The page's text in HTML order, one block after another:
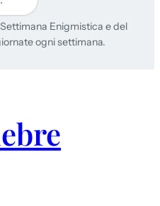
Enigmistica e del
ogni settimana.